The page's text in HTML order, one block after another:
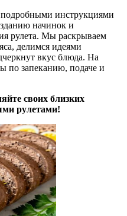
инструкциями
начинок и
рулета. Мы раскрываем
делимся идеями
вкус блюда. На
по запеканию, подаче и
своих близких
рулетами!